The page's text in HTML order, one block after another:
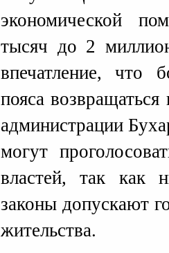
экономической
тысяч до 2
впечатление, что
пояса
администрации
могут
властей, так как
законы допускают
жительства.